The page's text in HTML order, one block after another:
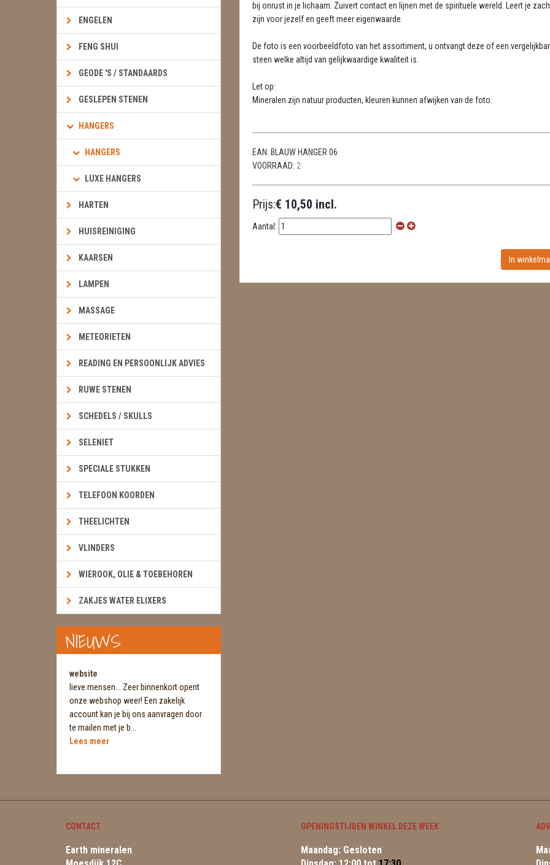
ENGELEN
FENG SHUI
GEODE 'S / STANDAARDS
GESLEPEN STENEN
HANGERS
HANGERS
LUXE HANGERS
HARTEN
HUISREINIGING
KAARSEN
LAMPEN
MASSAGE
METEORIETEN
READING EN PERSOONLIJK ADVIES
RUWE STENEN
SCHEDELS / SKULLS
SELENIET
SPECIALE STUKKEN
TELEFOON KOORDEN
THEELICHTEN
VLINDERS
WIEROOK, OLIE & TOEBEHOREN
ZAKJES WATER ELIXERS
NIEUWS
website
lieve mensen... Zeer binnenkort opent
onze webshop weer! Een zakelijk
account kan je bij ons aanvragen door
te mailen met je b...
Lees meer
bij onrust in je lichaam. Zuivert contact en lijnen met de spirituele wereld. Leert je
zijn voor jezelf en geeft meer eigenwaarde.
De foto is een voorbeeldfoto van het assortiment, u ontvangt deze of een
steen welke altijd van gelijkwaardige kwaliteit is.
Let op:
Mineralen zijn natuur producten, kleuren kunnen afwijken van de foto.
EAN: BLAUW HANGER 06
VOORRAAD: 2
Prijs:€ 10,50 incl.
Aantal:
CONTACT
Earth mineralen
OPENINGSTIJDEN WINKEL DEZE WEEK
Maandag: Gesloten